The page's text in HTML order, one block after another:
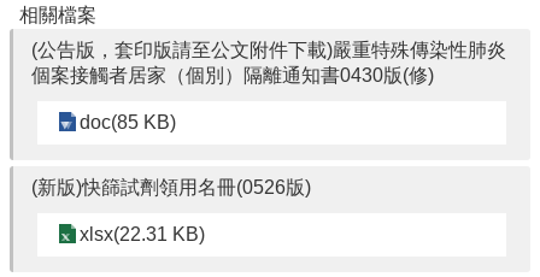
相
關
連
結
頁
相關檔案
(公告版，套印版請至公文附件下載)嚴重特殊傳染性肺炎
個案接觸者居家（個別）隔離通知書0430版(修)
doc(85 KB)
(新版)快篩試劑領用名冊(0526版)
xlsx(22.31 KB)